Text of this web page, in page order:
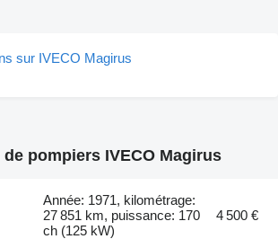
sur IVECO Magirus
pompiers IVECO Magirus
Année: 1971, kilométrage:
27 851 km, puissance: 170
ch (125 kW)
4 500 €